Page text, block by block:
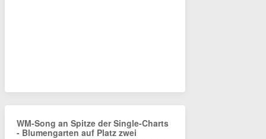
WM-Song an Spitze der Single-Charts
- Blumengarten auf Platz zwei